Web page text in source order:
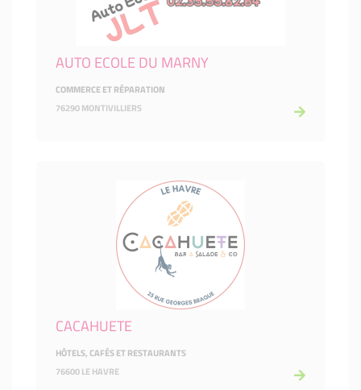
AUTO ECOLE DU MARNY
COMMERCE ET RÉPARATION
76290 MONTIVILLIERS
CACAHUETE
HÔTELS, CAFÉS ET RESTAURANTS
76600 LE HAVRE